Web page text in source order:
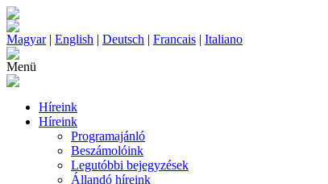
Magyar| English | Deutsch | Francais | Italiano
Menü
Híreink
Híreink
Programajánló
Beszámolóink
Legutóbbi bejegyzések
Állandó híreink